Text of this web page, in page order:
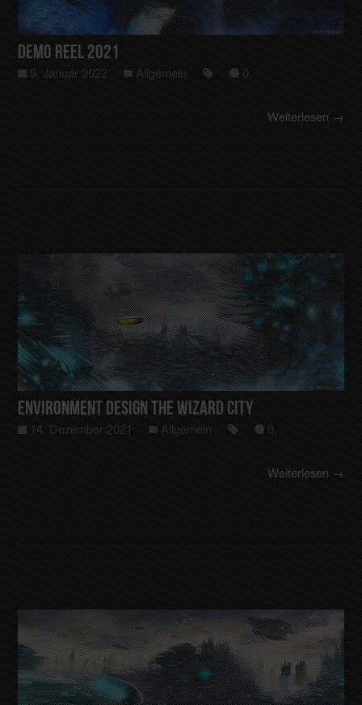
Demo Reel 2021
9. Januar 2022 Allgemein 0
Weiterlesen →
Environment Design The Wizard City
14. Dezember 2021 Allgemein 0
Weiterlesen →